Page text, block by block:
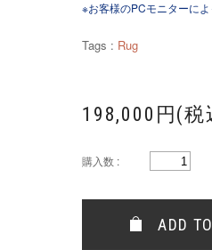
※お客様のPCモニターに
Tags : Rug
198,000円(税
購入数 :